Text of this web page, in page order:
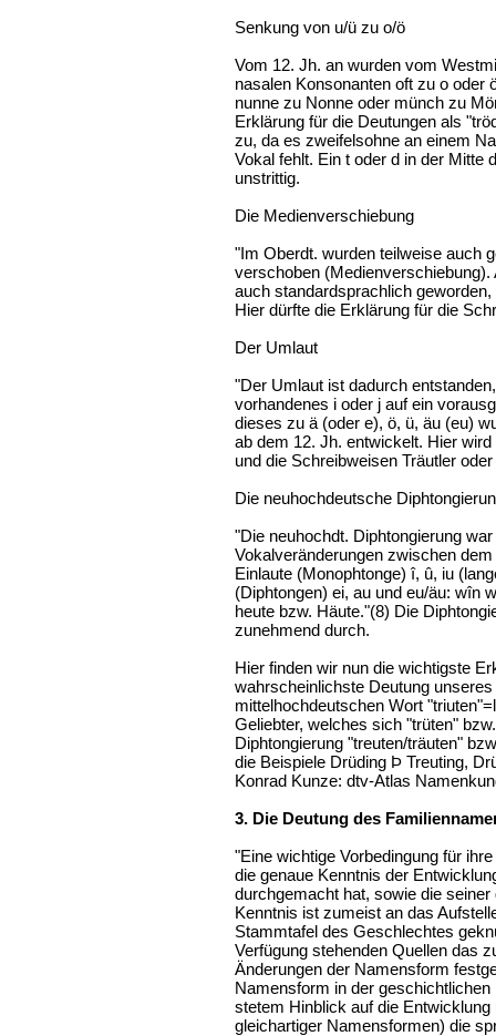
Senkung von u/ü zu o/ö
Vom 12. Jh. an wurden vom
nasalen Konsonanten oft zu o oder
nunne zu Nonne oder münch zu
Erklärung für die Deutungen als
zu, da es zweifelsohne an einem
Vokal fehlt. Ein t oder d in der Mitte
unstrittig.
Die Medienverschiebung
"Im Oberdt. wurden teilweise auch
verschoben
auch standardsprachlich
Hier dürfte die Erklärung für die
Der Umlaut
"Der Umlaut ist dadurch
vorhandenes i oder j auf ein
dieses zu ä (oder e), ö, ü, äu (eu)
ab dem 12. Jh. entwickelt. Hier
und die Schreibweisen Träutler
Die neuhochdeutsche
"Die neuhochdt. Diphtongierung
Vokalveränderungen zwischen
Einlaute (Monophtonge) î, û, iu
(Diphtongen) ei, au und eu/äu: wîn
heute bzw. Häute."(8) Die
zunehmend durch.
Hier finden wir nun die wichtigste
wahrscheinlichste Deutung
mittelhochdeutschen Wort
Geliebter, welches sich "trüten"
Diphtongierung "treuten/träuten"
die Beispiele Drüding Þ Treuting,
Konrad Kunze: dtv-Atlas
3. Die Deutung des
"Eine wichtige Vorbedingung für
die genaue Kenntnis der
durchgemacht hat, sowie die
Kenntnis ist zumeist an das
Stammtafel des Geschlechtes
Verfügung stehenden Quellen das
Änderungen der Namensform
Namensform in der
stetem Hinblick auf die
gleichartiger Namensformen) die